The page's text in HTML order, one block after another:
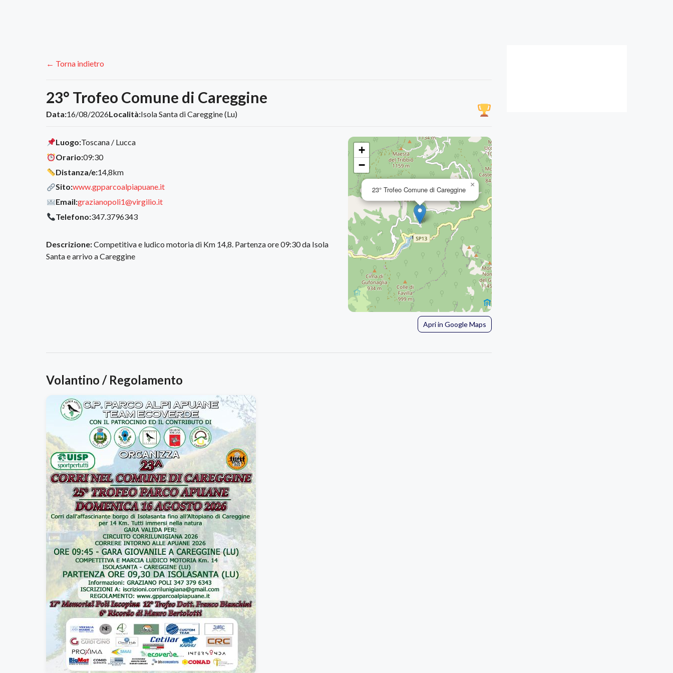
← Torna indietro
23° Trofeo Comune di Careggine
Data:16/08/2026Località:Isola Santa di Careggine (Lu)
Luogo:Toscana / Lucca
Orario:09:30
Distanza/e:14,8km
Sito:www.gpparcoalpiapuane.it
Email:grazianopoli1@virgilio.it
Telefono:347.3796343
Descrizione:Competitiva e ludico motoria di Km 14,8. Partenza ore 09:30 da Isola
Santa e arrivo a Careggine
23° Trofeo Comune di Careggine
×
+
−
Apri in Google Maps
Volantino / Regolamento